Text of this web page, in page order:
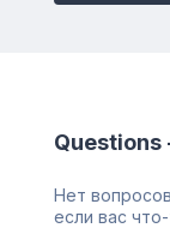
Questions
Нет
если вас